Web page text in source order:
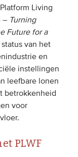
Living
– Turning
Future for a
van het
en
instellingen
leefbare lonen
betrokkenheid
voor
PLWF